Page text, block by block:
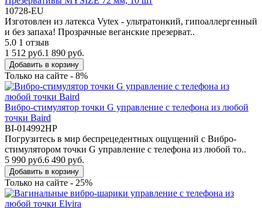
10728-EU
Изготовлен из латекса Vytex - ультратонкий, гипоаллергенный
и без запаха! Прозрачные веганские презерват..
5.0 1 отзыв
1 512 руб.1 890 руб.
Добавить в корзину
Только на сайте - 8%
Вибро-стимулятор точки G управление с телефона из любой
точки Baird
BI-014992HP
Погрузитесь в мир беспрецедентных ощущений с Вибро-
стимулятором точки G управление с телефона из любой то..
5 990 руб.6 490 руб.
Добавить в корзину
Только на сайте - 25%